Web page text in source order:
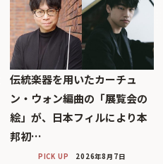
伝統楽器を用いたカーチュ
ン・ウォン編曲の「展覧会の
絵」が、日本フィルにより本
邦初…
PICK UP 2026年8月7日